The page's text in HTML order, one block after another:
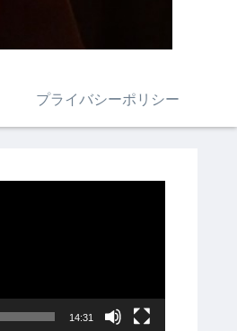
プライバシーポリシー
14:31